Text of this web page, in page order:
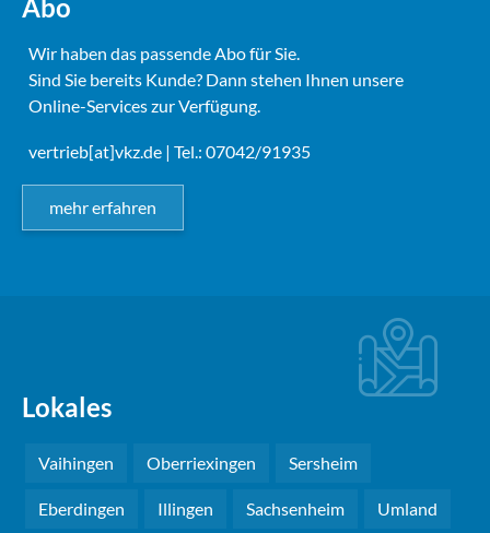
Abo
Wir haben das passende Abo für Sie.
Sind Sie bereits Kunde? Dann stehen Ihnen unsere
Online-Services zur Verfügung.
vertrieb[at]vkz.de | Tel.: 07042/91935
mehr erfahren
Lokales
Vaihingen Oberriexingen Sersheim
Eberdingen Illingen Sachsenheim Umland